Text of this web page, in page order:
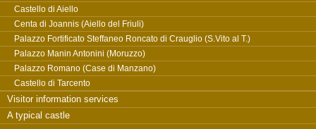
Castello di Aiello
Centa di Joannis (Aiello del Friuli)
Palazzo Fortificato Steffaneo Roncato di Crauglio (S.Vito al T.)
Palazzo Manin Antonini (Moruzzo)
Palazzo Romano (Case di Manzano)
Castello di Tarcento
Visitor information services
A typical castle